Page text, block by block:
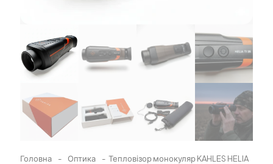
Головна - Оптика - Тепловізор монокуляр KAHLES HELIA